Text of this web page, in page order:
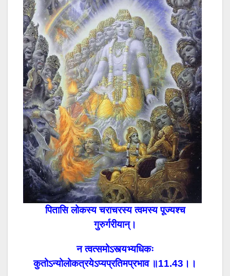
पितासि लोकस्य चराचरस्य त्वमस्य पूज्यश्च
गुरुर्गरीयान्‌।
न त्वत्समोऽस्त्यभ्यधिकः
कुतोऽन्योलोकत्रयेऽप्यप्रतिमप्रभाव ॥11.43।।